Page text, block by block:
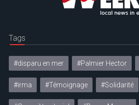
Tags
#disparu en mer #Palmier Hector
#irma #Témoignage #Solidarité